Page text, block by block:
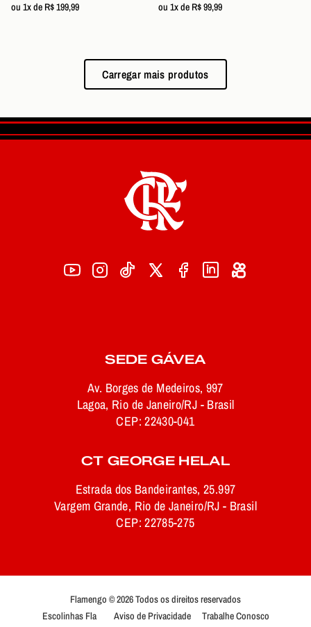
ou 1x de R$ 199,99 ou 1x de R$ 99,99
Carregar mais produtos
SEDE GÁVEA
Av. Borges de Medeiros, 997
Lagoa, Rio de Janeiro/RJ - Brasil
CEP: 22430-041
CT GEORGE HELAL
Estrada dos Bandeirantes, 25.997
Vargem Grande, Rio de Janeiro/RJ - Brasil
CEP: 22785-275
Flamengo © 2026 Todos os direitos reservados
Escolinhas Fla
Aviso de Privacidade Trabalhe Conosco